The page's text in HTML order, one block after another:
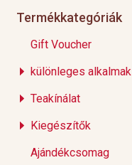
Termékkategóriák
Gift Voucher
különleges alkalmak
Teakínálat
Kiegészítők
Ajándékcsomag